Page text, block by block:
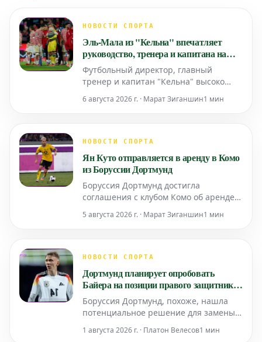
НОВОСТИ СПОРТА
Эль-Мала из "Кельна" впечатляет
руководство, тренера и капитана на
фоне слухов о переходе в "Дортмунд"
Футбольный директор, главный
тренер и капитан "Кельна" высоко
Мала, несмотря на активно
"Боруссию". Его преданность и
в клубе.
6 августа 2026 г. · Марат Зиганшин1 мин
НОВОСТИ СПОРТА
Ян Куто отправляется в аренду в Комо
из Боруссии Дортмунд
Боруссия Дортмунд достигла
соглашения с клубом Комо об аренде
5 августа 2026 г. · Марат Зиганшин1 мин
НОВОСТИ СПОРТА
Дортмунд планирует опробовать
Байера на позиции правого защитника
на фоне ухода Куто
Боруссия Дортмунд, похоже, нашла
потенциальное решение для замены
команды.
1 августа 2026 г. · Платон Велесов1 мин